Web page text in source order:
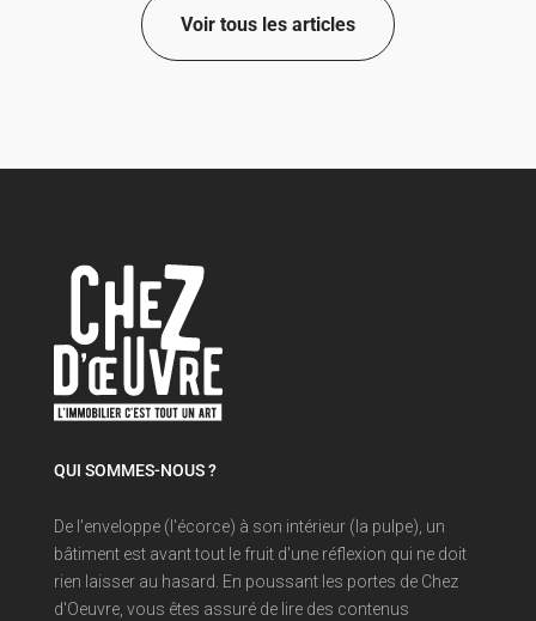
Voir tous les articles
QUI SOMMES-NOUS ?
De l'enveloppe (l'écorce) à son intérieur (la pulpe), un
bâtiment est avant tout le fruit d'une réflexion qui ne doit
rien laisser au hasard. En poussant les portes de Chez
d'Oeuvre, vous êtes assuré de lire des contenus